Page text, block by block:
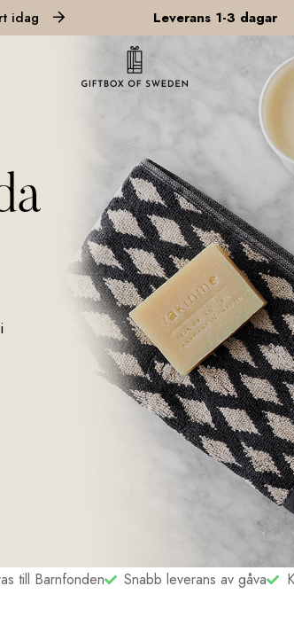
Leverans 1-3 dagar Beställ
till Barnfonden Snabb leverans av gåva